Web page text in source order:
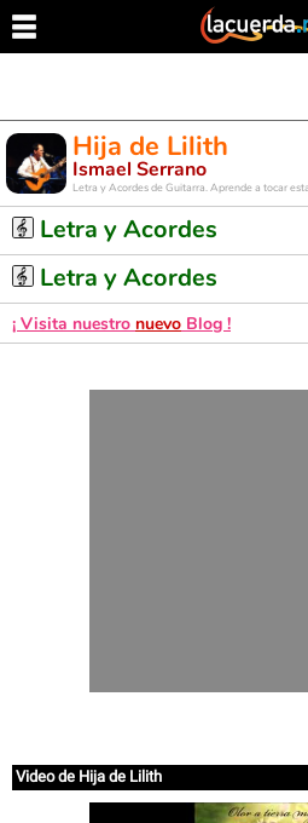
Hija de Lilith
Ismael Serrano
Letra y Acordes de Guitarra. Aprende a tocar
Letra y Acordes
Letra y Acordes
¡ Visita nuestro nuevo Blog !
Video de Hija de Lilith